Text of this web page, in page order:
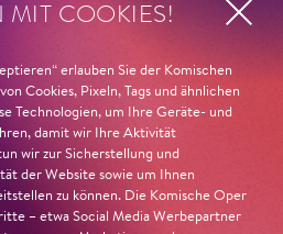
ihrer Figur.«Jury-
MIT COOKIES!
erlauben Sie der Komischen
Cookies, Pixeln, Tags und ähnlichen
Technologien, um Ihre Geräte- und
damit wir Ihre Aktivität
wir zur Sicherstellung und
der Website sowie um Ihnen
zu können. Die Komische Oper
– etwa Social Media Werbepartner